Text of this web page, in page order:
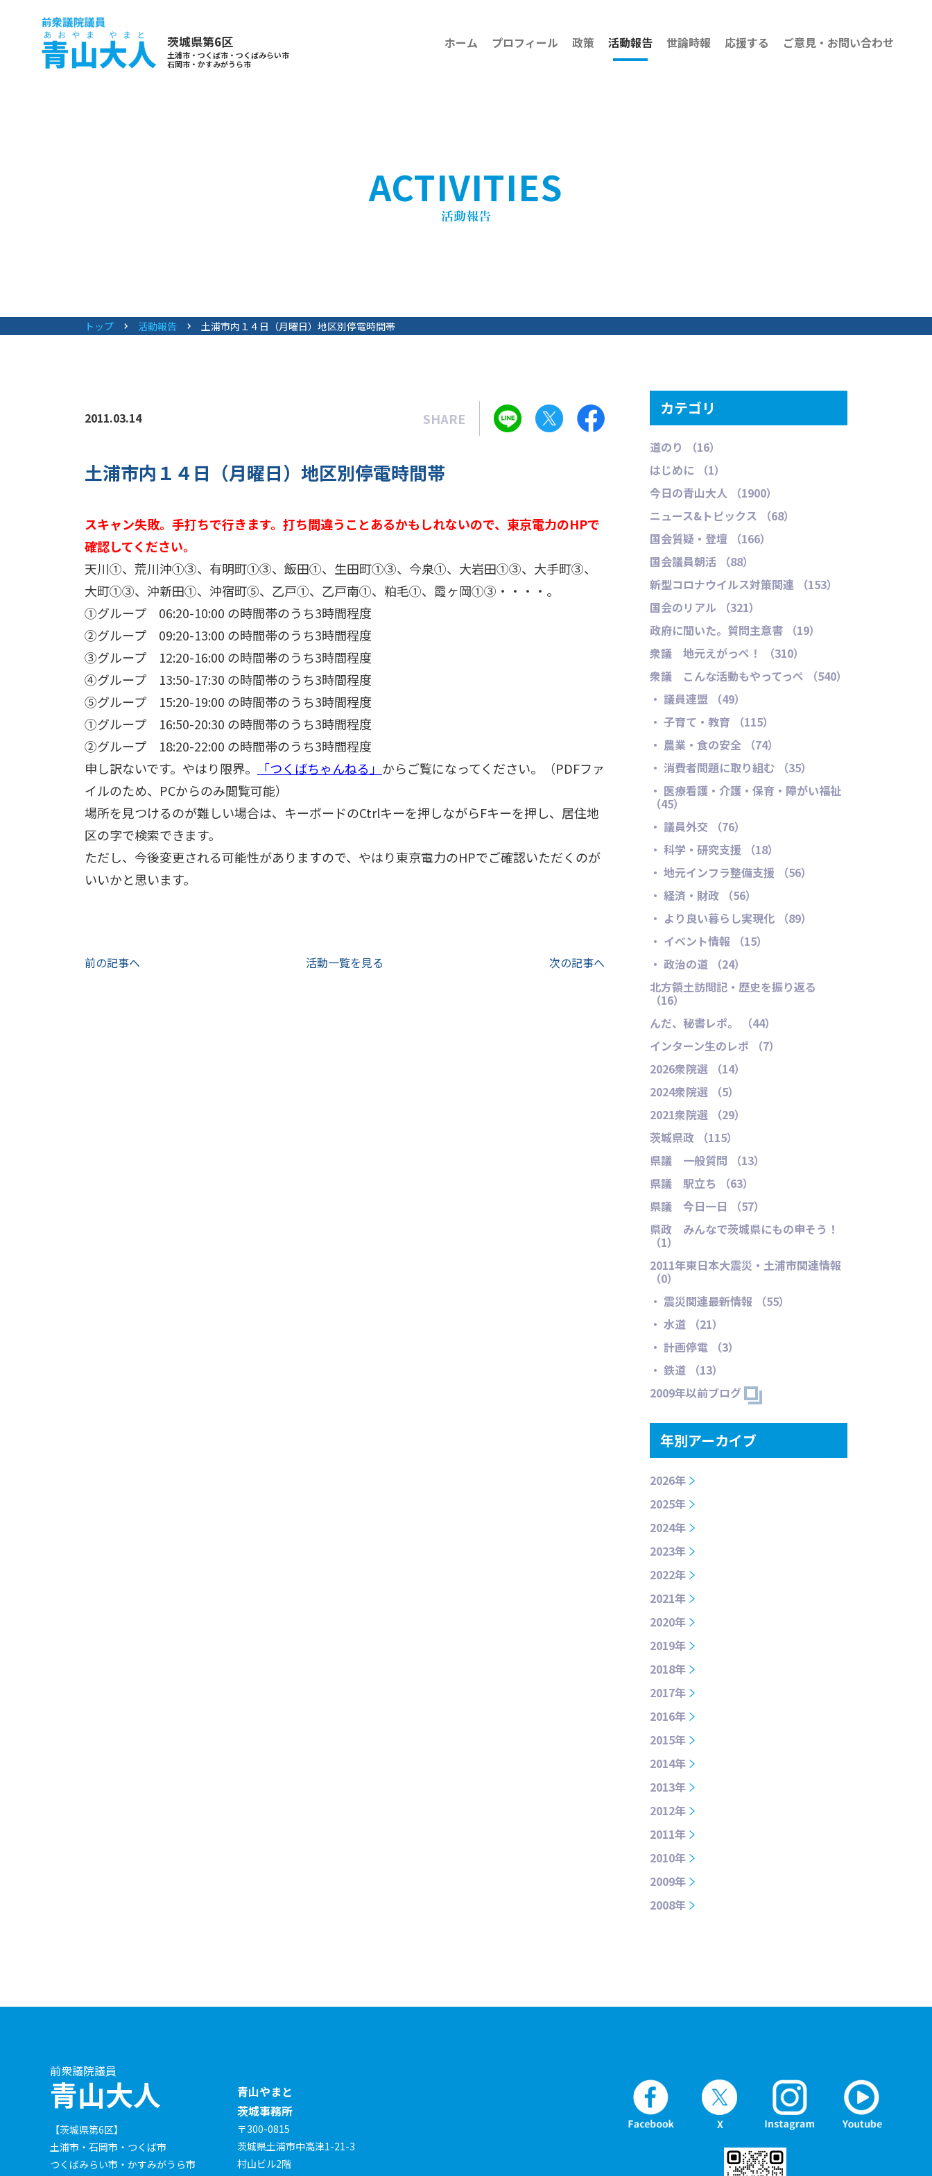
茨城県第6区
土浦市・つくば市・つくばみらい市
石岡市・かすみがうら市
ホーム プロフィール 政策 活動報告 世論時報 応援する ご意見・お問い合わせ
ACTIVITIES
トップ 活動報告 土浦市内１４日（月曜日）地区別停電時間帯
2011.03.14 SHARE
土浦市内１４日（月曜日）地区別停電時間帯
スキャン失敗。手打ちで行きます。打ち間違うことあるかもしれないので、東京電力のHPで
確認してください。
天川①、荒川沖①③、有明町①③、飯田①、生田町①③、今泉①、大岩田①③、大手町③、
大町①③、沖新田①、沖宿町⑤、乙戸①、乙戸南①、粕毛①、霞ヶ岡①③・・・・。
①グループ 06:20-10:00 の時間帯のうち3時間程度
②グループ 09:20-13:00 の時間帯のうち3時間程度
③グループ 12:20-16:00 の時間帯のうち3時間程度
④グループ 13:50-17:30 の時間帯のうち3時間程度
⑤グループ 15:20-19:00 の時間帯のうち3時間程度
①グループ 16:50-20:30 の時間帯のうち3時間程度
②グループ 18:20-22:00 の時間帯のうち3時間程度
申し訳ないです。やはり限界。
「つくばちゃんねる」 からご覧になってください。（PDFファ
イルのため、PCからのみ閲覧可能）
場所を見つけるのが難しい場合は、キーボードのCtrlキーを押しながらFキーを押し、居住地
区の字で検索できます。
ただし、今後変更される可能性がありますので、やはり東京電力のHPでご確認いただくのが
いいかと思います。
前の記事へ 活動一覧を見る 次の記事へ
カテゴリ
道のり （16）
はじめに （1）
今日の青山大人 （1900）
ニュース&トピックス （68）
国会質疑・登壇 （166）
国会議員朝活 （88）
新型コロナウイルス対策関連 （153）
国会のリアル （321）
政府に聞いた。質問主意書 （19）
衆議 地元えがっぺ！ （310）
衆議 こんな活動もやってっぺ （540）
・ 議員連盟 （49）
・ 子育て・教育 （115）
・ 農業・食の安全 （74）
・ 消費者問題に取り組む （35）
・ 医療看護・介護・保育・障がい福祉
（45）
・ 議員外交 （76）
・ 科学・研究支援 （18）
・ 地元インフラ整備支援 （56）
・ 経済・財政 （56）
・ より良い暮らし実現化 （89）
・ イベント情報 （15）
・ 政治の道 （24）
北方領土訪問記・歴史を振り返る
（16）
んだ、秘書レポ。 （44）
インターン生のレポ （7）
2026衆院選 （14）
2024衆院選 （5）
2021衆院選 （29）
茨城県政 （115）
県議 一般質問 （13）
県議 駅立ち （63）
県議 今日一日 （57）
県政 みんなで茨城県にもの申そう！
（1）
2011年東日本大震災・土浦市関連情報
（0）
・ 震災関連最新情報 （55）
・ 水道 （21）
・ 計画停電 （3）
・ 鉄道 （13）
2009年以前ブログ
年別アーカイブ
2026年
2025年
2024年
2023年
2022年
2021年
2020年
2019年
2018年
2017年
2016年
2015年
2014年
2013年
2012年
2011年
2010年
2009年
2008年
前衆議院議員
青山大人
【茨城県第6区】
土浦市・石岡市・つくば市
つくばみらい市・かすみがうら市
青山やまと
茨城事務所
〒300-0815
茨城県土浦市中高津1-21-3
村山ビル2階